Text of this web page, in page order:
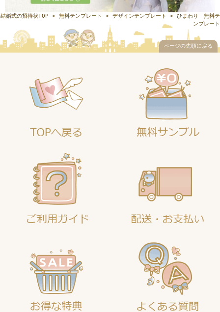
結婚式の招待状TOP > 無料テンプレート > デザインテンプレート
> ひまわり 無料テ
ンプレート
ページの先頭に戻る